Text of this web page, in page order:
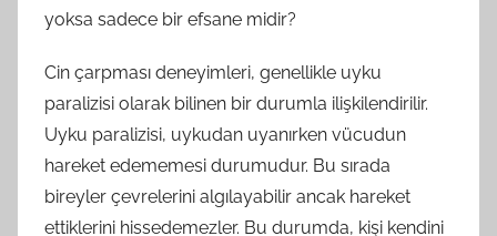
yoksa sadece bir efsane midir?
Cin çarpması deneyimleri, genellikle uyku
paralizisi olarak bilinen bir durumla ilişkilendirilir.
Uyku paralizisi, uykudan uyanırken vücudun
hareket edememesi durumudur. Bu sırada
bireyler çevrelerini algılayabilir ancak hareket
ettiklerini hissedemezler. Bu durumda, kişi kendini